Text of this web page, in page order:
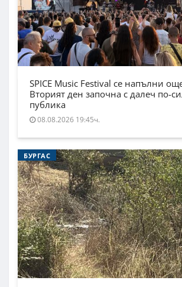
SPICE Music Festival се напълни
Вторият ден започна с далеч по-
публика
08.08.2026 19:45ч.
БУРГАС